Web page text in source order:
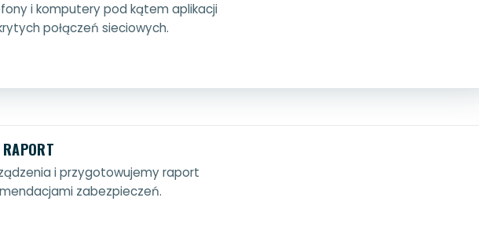
i komputery pod kątem aplikacji
połączeń sieciowych.
i przygotowujemy raport
zabezpieczeń.